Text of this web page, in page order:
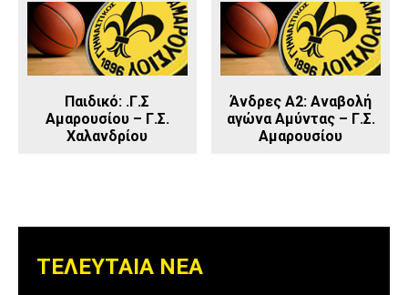
Παιδικό: .Γ.Σ
Αμαρουσίου – Γ.Σ.
Χαλανδρίου
Άνδρες Α2: Αναβολή
αγώνα Αμύντας – Γ.Σ.
Αμαρουσίου
ΤΕΛΕΥΤΑΙΑ ΝΕΑ